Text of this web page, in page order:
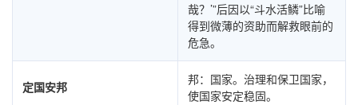
哉？’”后因以“斗水活鳞”比喻
得到微薄的资助而解救眼前的
危急。
定国安邦
邦：国家。治理和保卫国家，
使国家安定稳固。